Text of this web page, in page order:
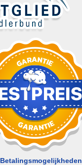
Betalingsmogelijkheden